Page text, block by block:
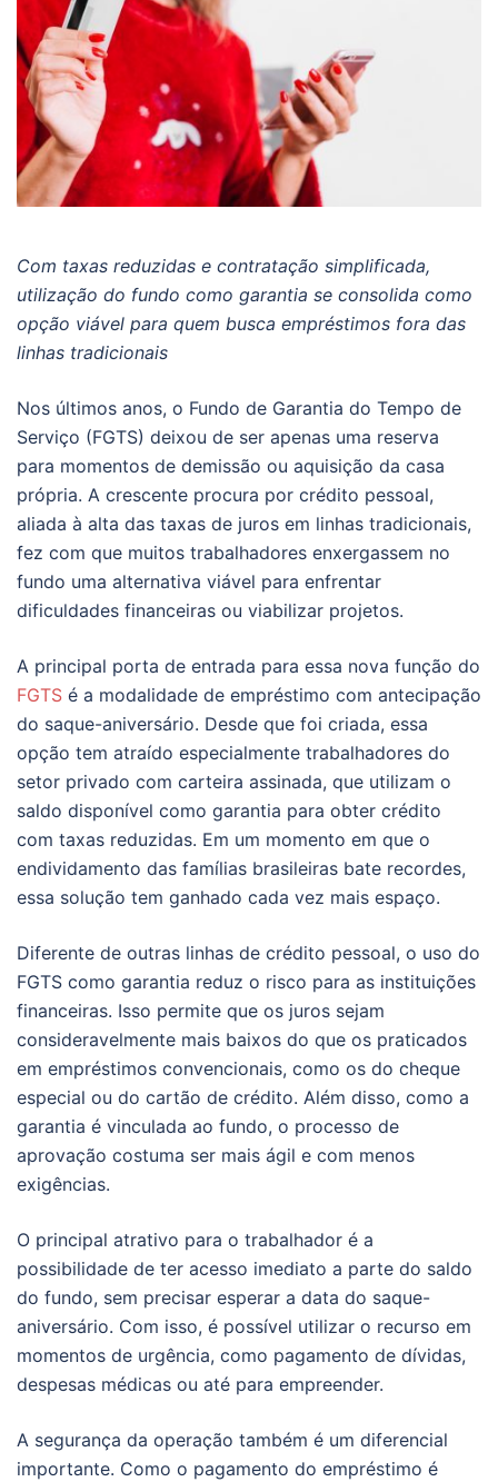
Com taxas reduzidas e contratação simplificada,
utilização do fundo como garantia se consolida como
opção viável para quem busca empréstimos fora das
linhas tradicionais
Nos últimos anos, o Fundo de Garantia do Tempo de
Serviço (FGTS) deixou de ser apenas uma reserva
para momentos de demissão ou aquisição da casa
própria. A crescente procura por crédito pessoal,
aliada à alta das taxas de juros em linhas tradicionais,
fez com que muitos trabalhadores enxergassem no
fundo uma alternativa viável para enfrentar
dificuldades financeiras ou viabilizar projetos.
A principal porta de entrada para essa nova função do
FGTS é a modalidade de empréstimo com antecipação
do saque-aniversário. Desde que foi criada, essa
opção tem atraído especialmente trabalhadores do
setor privado com carteira assinada, que utilizam o
saldo disponível como garantia para obter crédito
com taxas reduzidas. Em um momento em que o
endividamento das famílias brasileiras bate recordes,
essa solução tem ganhado cada vez mais espaço.
Diferente de outras linhas de crédito pessoal, o uso do
FGTS como garantia reduz o risco para as instituições
financeiras. Isso permite que os juros sejam
consideravelmente mais baixos do que os praticados
em empréstimos convencionais, como os do cheque
especial ou do cartão de crédito. Além disso, como a
garantia é vinculada ao fundo, o processo de
aprovação costuma ser mais ágil e com menos
exigências.
O principal atrativo para o trabalhador é a
possibilidade de ter acesso imediato a parte do saldo
do fundo, sem precisar esperar a data do saque-
aniversário. Com isso, é possível utilizar o recurso em
momentos de urgência, como pagamento de dívidas,
despesas médicas ou até para empreender.
A segurança da operação também é um diferencial
importante. Como o pagamento do empréstimo é